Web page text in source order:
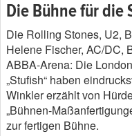
Die Bühne für die
Die Rolling Stones, U2,
Helene Fischer, AC/DC,
ABBA-Arena: Die
„Stufish“ haben
Winkler erzählt von
„Bühnen-
zur fertigen Bühne.